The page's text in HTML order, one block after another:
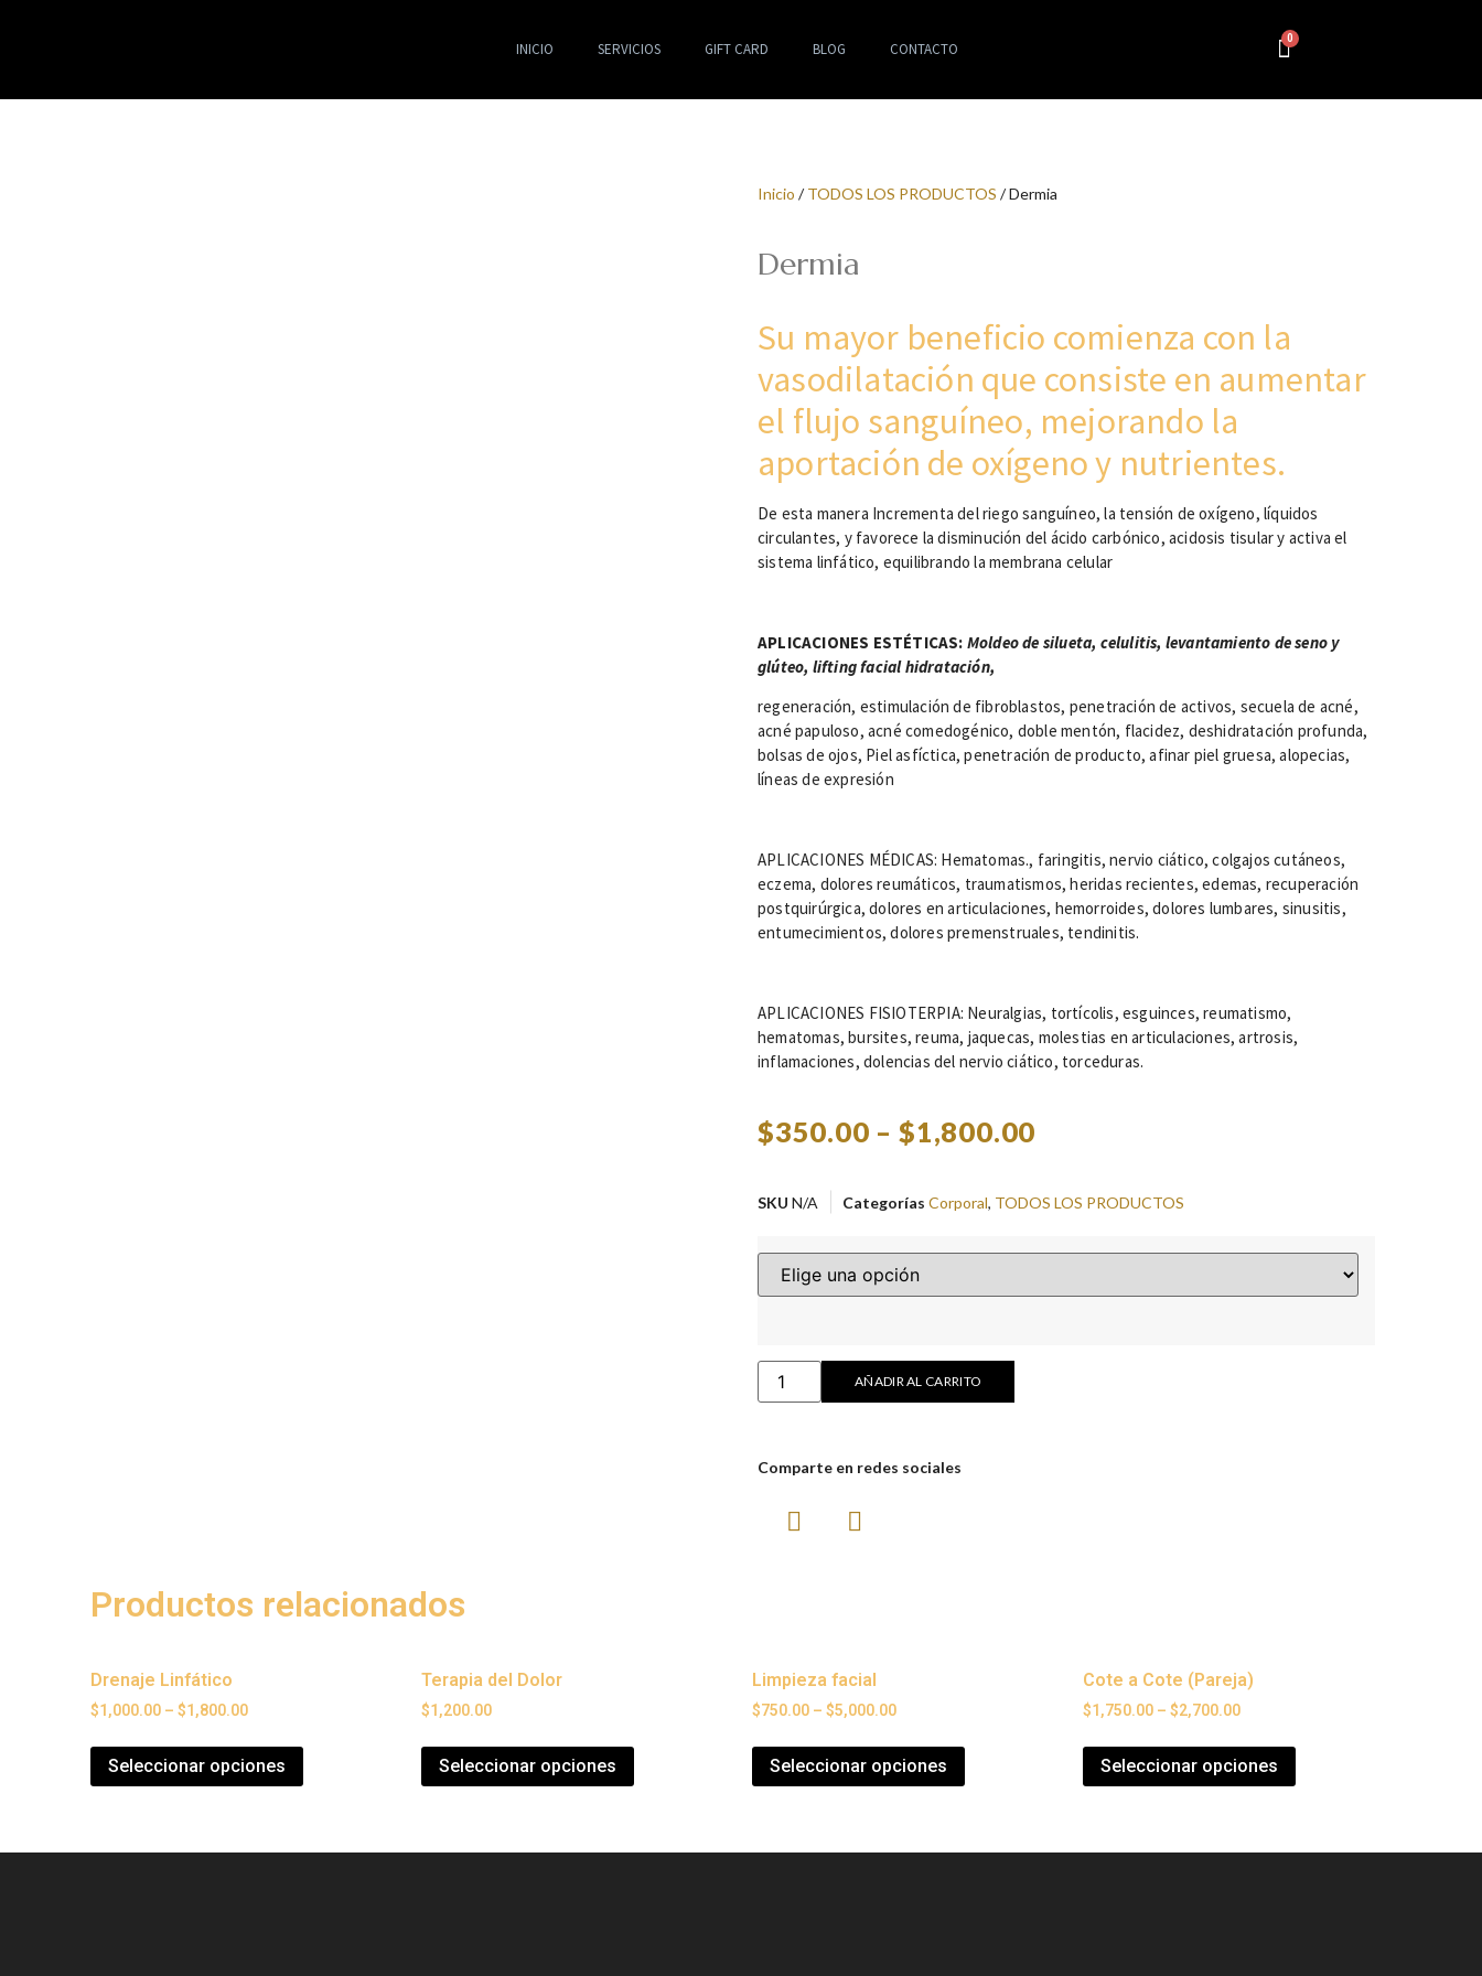
INICIO SERVICIOS GIFT CARD BLOG CONTACTO
Inicio /TODOS LOS PRODUCTOS / Dermia
Dermia
Su mayor beneficio comienza con la
vasodilatación que consiste en aumentar
el flujo sanguíneo, mejorando la
aportación de oxígeno y nutrientes.
De esta manera Incrementa del riego sanguíneo, la tensión de oxígeno, líquidos
circulantes, y favorece la disminución del ácido carbónico, acidosis tisular y activa el
sistema linfático, equilibrando la membrana celular
APLICACIONES ESTÉTICAS: Moldeo de silueta, celulitis, levantamiento de seno y
glúteo, lifting facial hidratación,
regeneración, estimulación de fibroblastos, penetración de activos, secuela de acné,
acné papuloso, acné comedogénico, doble mentón, flacidez, deshidratación profunda,
bolsas de ojos, Piel asfíctica, penetración de producto, afinar piel gruesa, alopecias,
líneas de expresión
APLICACIONES MÉDICAS: Hematomas., faringitis, nervio ciático, colgajos cutáneos,
eczema, dolores reumáticos, traumatismos, heridas recientes, edemas, recuperación
postquirúrgica, dolores en articulaciones, hemorroides, dolores lumbares, sinusitis,
entumecimientos, dolores premenstruales, tendinitis.
APLICACIONES FISIOTERPIA: Neuralgias, tortícolis, esguinces, reumatismo,
hematomas, bursites, reuma, jaquecas, molestias en articulaciones, artrosis,
inflamaciones, dolencias del nervio ciático, torceduras.
$350.00 –$1,800.00
SKU N/A Categorías Corporal, TODOS LOS PRODUCTOS
AÑADIR AL CARRITO
Comparte en redes sociales
Productos relacionados
Drenaje Linfático
$1,000.00 – $1,800.00
Seleccionar opciones
Terapia del Dolor
$1,200.00
Seleccionar opciones
Limpieza facial
$750.00 – $5,000.00
Seleccionar opciones
Cote a Cote (Pareja)
$1,750.00 – $2,700.00
Seleccionar opciones